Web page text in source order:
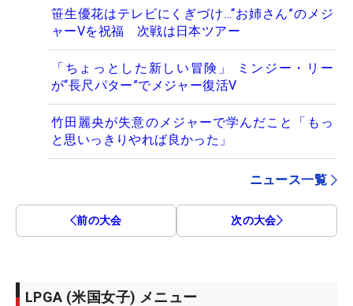
笹生優花はテレビにくぎづけ…“お姉さん”のメジ
ャーVを祝福 次戦は日本ツアー
「ちょっとした新しい冒険」 ミンジー・リー
が“長尺パター”でメジャー復活V
竹田麗央が失意のメジャーで学んだこと「もっ
と思いっきりやれば良かった」
ニュース一覧
前の大会 次の大会
LPGA (米国女子) メニュー